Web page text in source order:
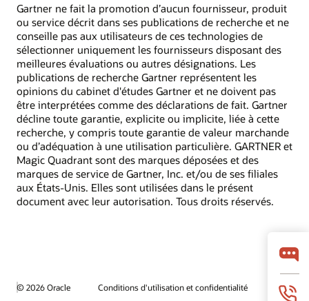
Gartner ne fait la promotion d’aucun fournisseur, produit
ou service décrit dans ses publications de recherche et ne
conseille pas aux utilisateurs de ces technologies de
sélectionner uniquement les fournisseurs disposant des
meilleures évaluations ou autres désignations. Les
publications de recherche Gartner représentent les
opinions du cabinet d'études Gartner et ne doivent pas
être interprétées comme des déclarations de fait. Gartner
décline toute garantie, explicite ou implicite, liée à cette
recherche, y compris toute garantie de valeur marchande
ou d’adéquation à une utilisation particulière. GARTNER et
Magic Quadrant sont des marques déposées et des
marques de service de Gartner, Inc. et/ou de ses filiales
aux États-Unis. Elles sont utilisées dans le présent
document avec leur autorisation. Tous droits réservés.
© 2026 Oracle Conditions d'utilisation et confidentialité